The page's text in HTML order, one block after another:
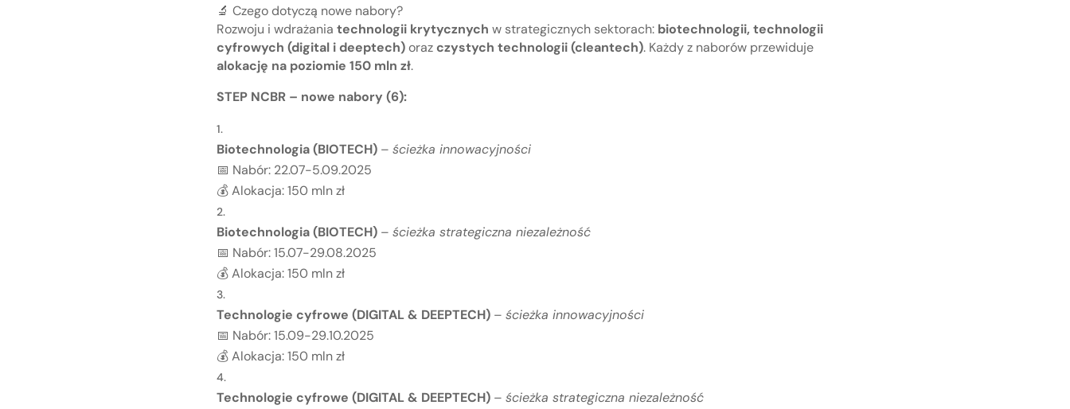
🔬 Czego dotyczą nowe nabory?
Rozwoju i wdrażania technologii krytycznych w strategicznych sektorach: biotechnologii, technologii
cyfrowych (digital i deeptech)oraz czystych technologii (cleantech). Każdy z naborów przewiduje
alokację na poziomie 150 mln zł.
STEP NCBR – nowe nabory (6):
Biotechnologia (BIOTECH) – ścieżka innowacyjności
📅 Nabór: 22.07-5.09.2025
💰 Alokacja: 150 mln zł
Biotechnologia (BIOTECH) – ścieżka strategiczna niezależność
📅 Nabór: 15.07-29.08.2025
💰 Alokacja: 150 mln zł
Technologie cyfrowe (DIGITAL & DEEPTECH) – ścieżka innowacyjności
📅 Nabór: 15.09-29.10.2025
💰 Alokacja: 150 mln zł
Technologie cyfrowe (DIGITAL & DEEPTECH) – ścieżka strategiczna niezależność